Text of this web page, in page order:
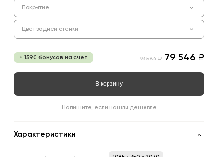
Покрытие
Цвет задней стенки
+ 1590 бонусов на счет 93 584 ₽ 79 546 ₽
В корзину
Напишите, если нашли дешевле
Характеристики